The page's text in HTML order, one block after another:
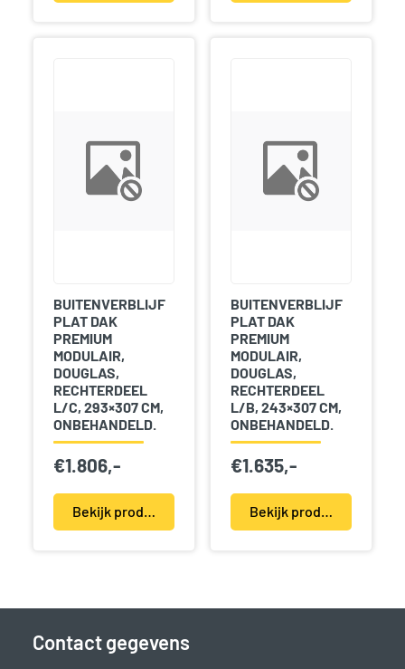
BUITENVERBLIJF
PLAT DAK
PREMIUM
MODULAIR,
DOUGLAS,
RECHTERDEEL
L/C, 293×307 CM,
ONBEHANDELD.
€1.806,-
Bekijk product(en)
BUITENVERBLIJF
PLAT DAK
PREMIUM
MODULAIR,
DOUGLAS,
RECHTERDEEL
L/B, 243×307 CM,
ONBEHANDELD.
€1.635,-
Bekijk product(en)
Contact gegevens